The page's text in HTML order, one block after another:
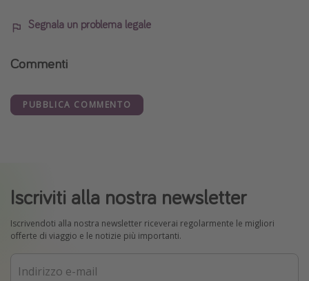
Segnala un problema legale
Commenti
PUBBLICA COMMENTO
Iscriviti alla nostra newsletter
Iscrivendoti alla nostra newsletter riceverai regolarmente le migliori
offerte di viaggio e le notizie più importanti.